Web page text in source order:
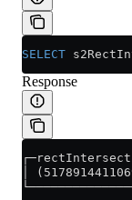
SELECT
Response
│